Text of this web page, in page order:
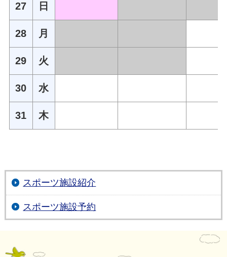
27 日
28 月
29 火
30 水
31 木
スポーツ施設紹介
スポーツ施設予約